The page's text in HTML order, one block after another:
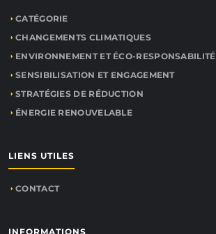
CATÉGORIE
CHANGEMENTS CLIMATIQUES
ENVIRONNEMENT ET ÉCO-RESPONSABILITÉ
SENSIBILISATION ET ENGAGEMENT
STRATÉGIES DE RÉDUCTION
ÉNERGIE RENOUVELABLE
LIENS UTILES
CONTACT
INFORMATIONS